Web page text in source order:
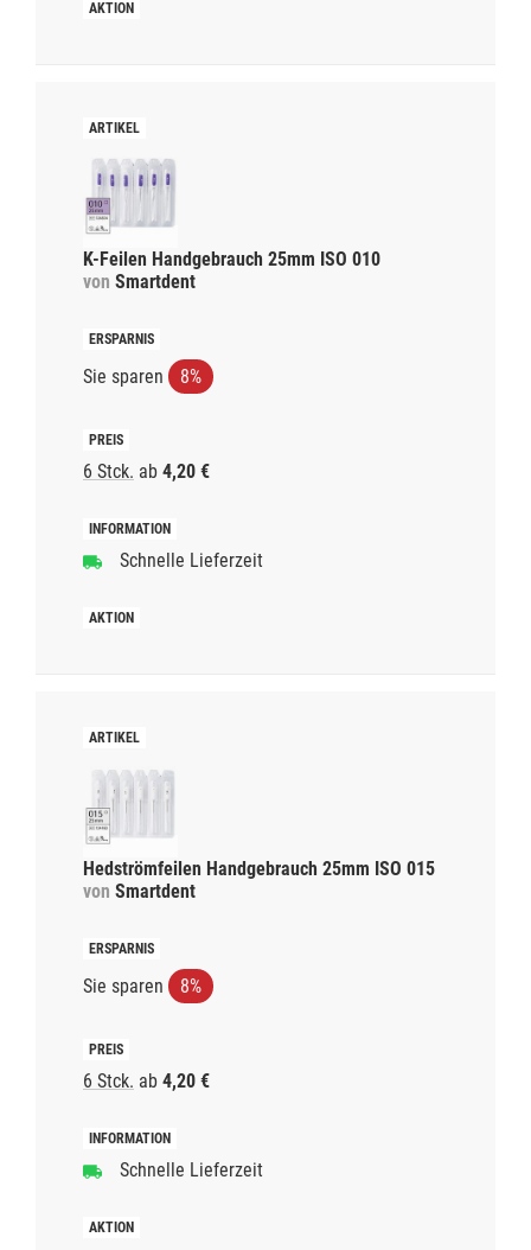
K-Feilen Handgebrauch 25mm ISO 010
von Smartdent
Sie sparen 8%
6 Stck. ab 4,20 €
Schnelle Lieferzeit
Hedströmfeilen Handgebrauch 25mm ISO 015
von Smartdent
Sie sparen 8%
6 Stck. ab 4,20 €
Schnelle Lieferzeit